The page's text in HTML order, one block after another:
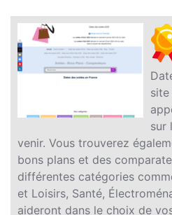
sur
venir. Vous trouverez
bons plans et des
différentes catégories
et Loisirs, Santé,
aideront dans le choix de